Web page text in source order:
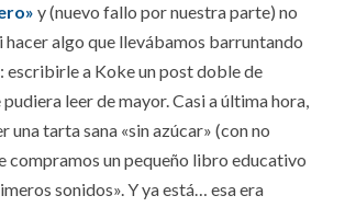
y (nuevo fallo por nuestra parte) no
hacer algo que llevábamos barruntando
: escribirle a Koke un post doble de
leer de mayor. Casi a última hora,
una tarta sana «sin azúcar» (con no
compramos un pequeño libro educativo
sonidos». Y ya está… esa era